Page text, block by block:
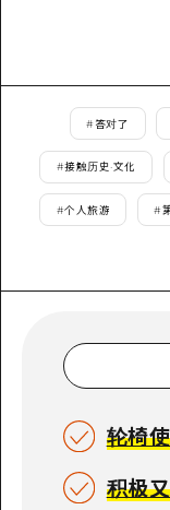
照
灾
# 答对了
#接触历史·文化
#个人旅游 #
轮椅
积极